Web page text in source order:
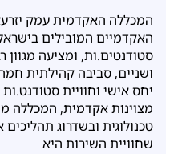
המכללה האקדמית עמק
האקדמיים המובילים
סטודנטים.ות, ומציעה
ושניים, סביבה קהילתית
יחס אישי וחוויית
מצוינות אקדמית, המכללה
טכנולוגית ובשדרוג
שחוויית השירות היא